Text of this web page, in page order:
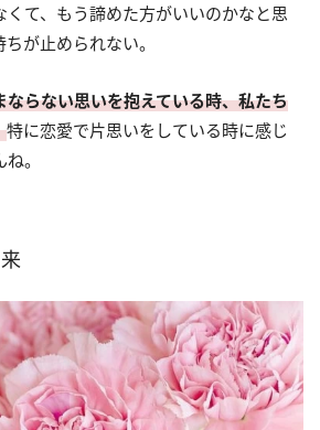
くて、もう諦めた方がいいのかなと思
が止められない。
ならない思いを抱えている時、私たち
特に恋愛で片思いをしている時に感じ
。